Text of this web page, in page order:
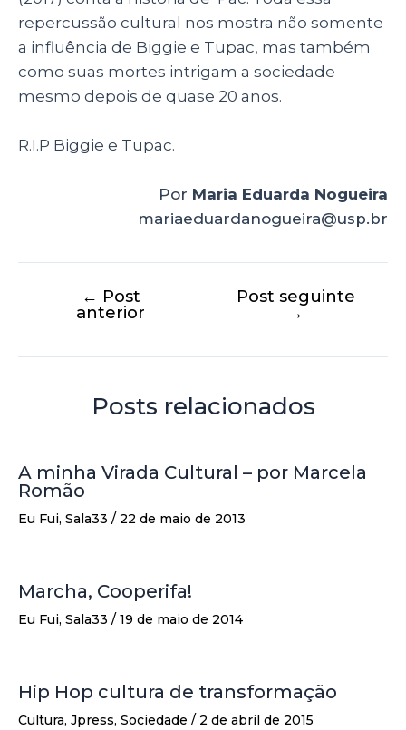
repercussão cultural nos mostra não somente
a influência de Biggie e Tupac, mas também
como suas mortes intrigam a sociedade
mesmo depois de quase 20 anos.
R.I.P Biggie e Tupac.
Por Maria Eduarda Nogueira
mariaeduardanogueira@usp.br
← Post
anterior
Post seguinte
→
Posts relacionados
A minha Virada Cultural – por Marcela
Romão
Eu Fui, Sala33 / 22 de maio de 2013
Marcha, Cooperifa!
Eu Fui, Sala33 / 19 de maio de 2014
Hip Hop cultura de transformação
Cultura, Jpress, Sociedade / 2 de abril de 2015